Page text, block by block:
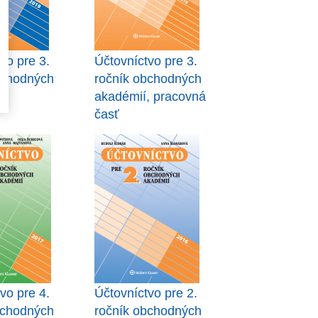
pre 3.
Účtovníctvo pre 3.
ročník obchodných
akadémií, pracovná
časť
pre 4.
Účtovníctvo pre 2.
ročník obchodných